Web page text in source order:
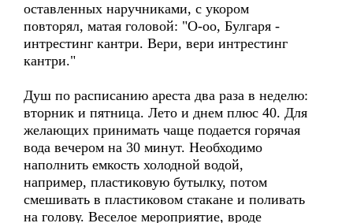
оставленных наручниками, с укором
повторял, матая головой: "О-оо, Булгаря -
интрестинг кантри. Вери, вери интрестинг
кантри."
Душ по расписанию ареста два раза в неделю:
вторник и пятница. Лето и днем плюс 40. Для
желающих принимать чаще подается горячая
вода вечером на 30 минут. Необходимо
наполнить емкость холодной водой,
например, пластиковую бутылку, потом
смешивать в пластиковом стакане и поливать
на голову. Веселое мероприятие, вроде